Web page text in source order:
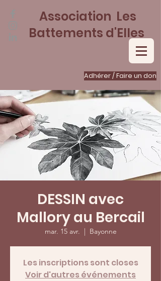
Adhérer / Faire un don
Association Les
Battements d'Elles
DESSIN avec
Mallory au Bercail
mar. 15 avr.
  |
Bayonne
Les inscriptions sont closes
Voir d'autres événements